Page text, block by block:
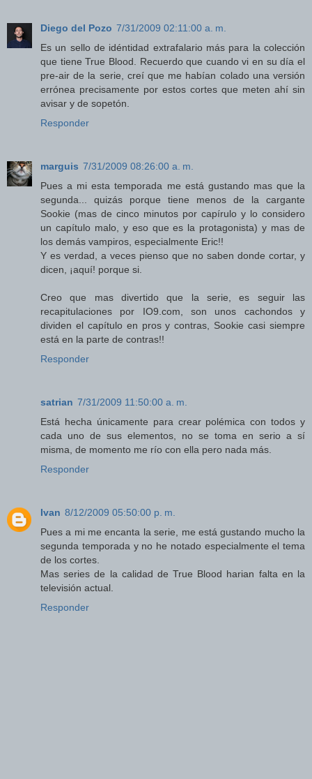
Diego del Pozo 7/31/2009 02:11:00 a. m.
Es un sello de idéntidad extrafalario más para la colección
que tiene True Blood. Recuerdo que cuando vi en su día el
pre-air de la serie, creí que me habían colado una versión
errónea precisamente por estos cortes que meten ahí sin
avisar y de sopetón.
Responder
marguis 7/31/2009 08:26:00 a. m.
Pues a mi esta temporada me está gustando mas que la
segunda... quizás porque tiene menos de la cargante
Sookie (mas de cinco minutos por capírulo y lo considero
un capítulo malo, y eso que es la protagonista) y mas de
los demás vampiros, especialmente Eric!!
Y es verdad, a veces pienso que no saben donde cortar, y
dicen, ¡aquí! porque si.
Creo que mas divertido que la serie, es seguir las
recapitulaciones por IO9.com, son unos cachondos y
dividen el capítulo en pros y contras, Sookie casi siempre
está en la parte de contras!!
Responder
satrian 7/31/2009 11:50:00 a. m.
Está hecha únicamente para crear polémica con todos y
cada uno de sus elementos, no se toma en serio a sí
misma, de momento me río con ella pero nada más.
Responder
Ivan 8/12/2009 05:50:00 p. m.
Pues a mi me encanta la serie, me está gustando mucho la
segunda temporada y no he notado especialmente el tema
de los cortes.
Mas series de la calidad de True Blood harian falta en la
televisión actual.
Responder